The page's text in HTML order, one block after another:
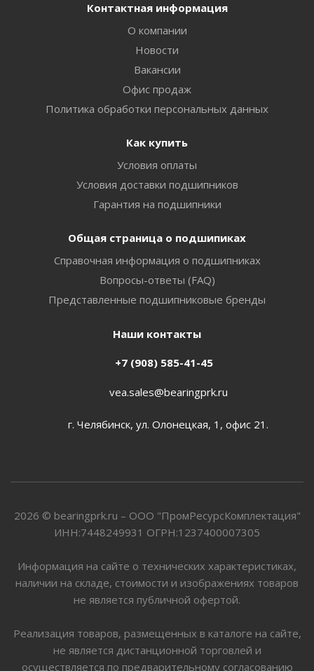
Контактная информация
О компании
Новости
Вакансии
Офис продаж
Политика обработки персональных данных
Как купить
Условия оплаты
Условия доставки подшипников
Гарантия на подшипники
Общая страница о подшипиках
Справочная информация о подшипниках
Вопросы-ответы (FAQ)
Представленные подшипниковые бренды
Наши контакты
+7 (908) 585-41-45
vea.sales@bearingprk.ru
г. Челябинск, ул. Олонецкая, 1, офис 21.
2026 © bearingprk.ru – ООО "ПромРесурсКомплектация"
ИНН:7448249931 ОГРН:1237400007305
Информация на сайте о технических характеристиках,
наличии на складе, стоимости и изображениях товаров
не является публичной офертой.
Реализация товаров, размещенных в каталоге на сайте,
не является дистанционной торговлей и
осуществляется по предварительному согласованию